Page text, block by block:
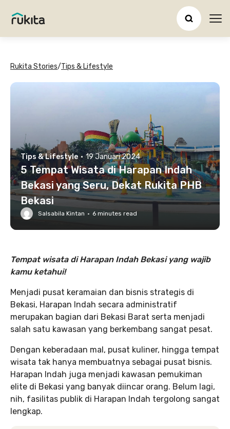
Rukita Stories/Tips & Lifestyle
Tips & Lifestyle · 19 Januari 2024
5 Tempat Wisata di Harapan Indah
Bekasi yang Seru, Dekat Rukita PHB
Bekasi
Salsabila Kintan · 6 minutes read
Tempat wisata di Harapan Indah Bekasi yang wajib
kamu ketahui!
Menjadi pusat keramaian dan bisnis strategis di
Bekasi, Harapan Indah secara administratif
merupakan bagian dari Bekasi Barat serta menjadi
salah satu kawasan yang berkembang sangat pesat.
Dengan keberadaan mal, pusat kuliner, hingga tempat
wisata tak hanya membuatnya sebagai pusat bisnis.
Harapan Indah juga menjadi kawasan pemukiman
elite di Bekasi yang banyak diincar orang. Belum lagi,
nih, fasilitas publik di Harapan Indah tergolong sangat
lengkap.